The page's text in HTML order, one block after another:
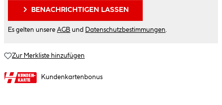
BENACHRICHTIGEN LASSEN
Es gelten unsere AGB und Datenschutzbestimmungen
Zur Merkliste hinzufügen
Kundenkartenbonus